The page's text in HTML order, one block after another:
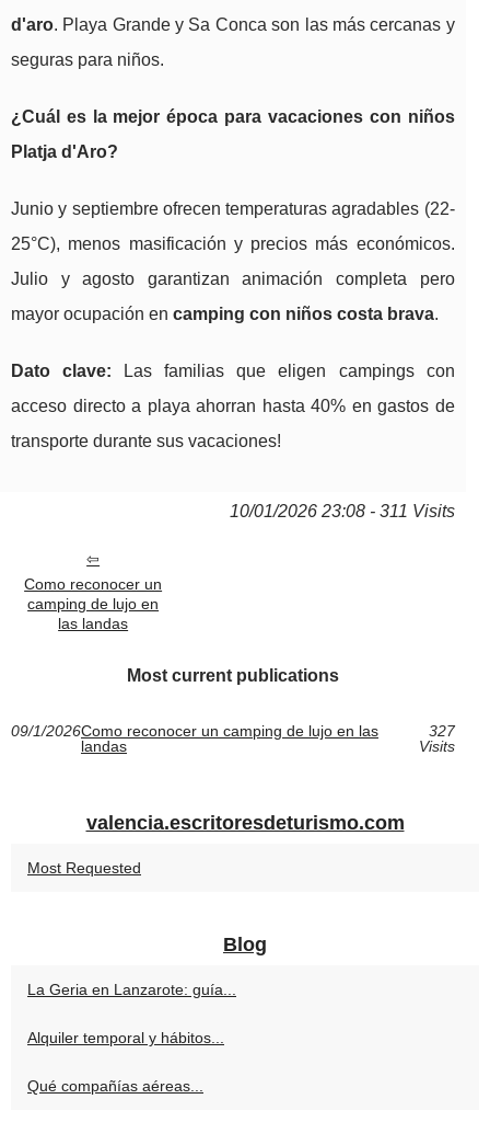
d'aro. Playa Grande y Sa Conca son las más cercanas y
seguras para niños.
¿Cuál es la mejor época para vacaciones con niños
Platja d'Aro?
Junio y septiembre ofrecen temperaturas agradables (22-
25°C), menos masificación y precios más económicos.
Julio y agosto garantizan animación completa pero
mayor ocupación en camping con niños costa brava.
Dato clave: Las familias que eligen campings con
acceso directo a playa ahorran hasta 40% en gastos de
transporte durante sus vacaciones!
10/01/2026 23:08 - 311 Visits
Como reconocer un
camping de lujo en
las landas
Most current publications
09/1/2026Como reconocer un camping de lujo en las
landas
327
Visits
valencia.escritoresdeturismo.com
Most Requested
Blog
La Geria en Lanzarote: guía...
Alquiler temporal y hábitos...
Qué compañías aéreas...